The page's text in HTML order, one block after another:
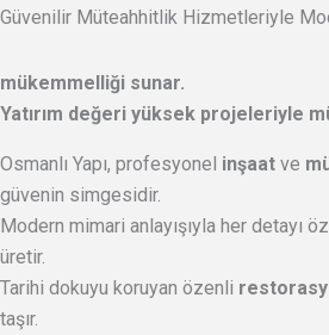
Güvenilir Müteahhitlik Hizmetleriyle
mükemmelliği sunar.
Yatırım değeri yüksek projeleriyle
Osmanlı Yapı, profesyonel inşaat ve
güvenin simgesidir.
Modern mimari anlayışıyla her detayı
üretir.
Tarihi dokuyu koruyan özenli
taşır.